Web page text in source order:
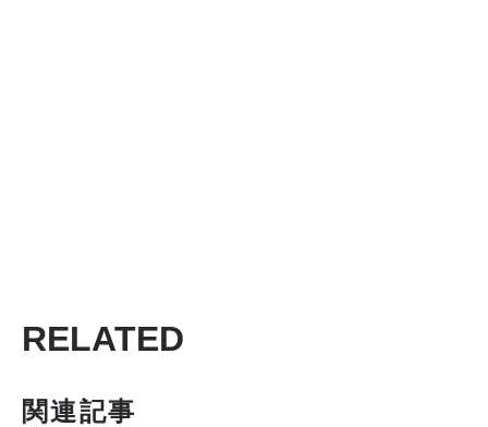
RELATED
関連記事